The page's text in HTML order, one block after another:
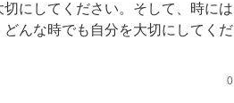
にしてください。そして、時には
んな時でも自分を大切にしてくだ
0